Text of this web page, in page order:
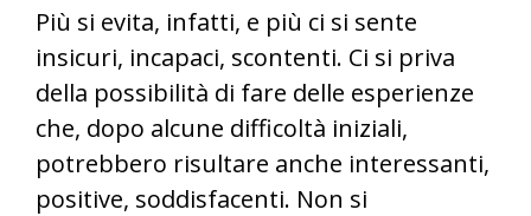
Più si evita, infatti, e più ci si sente
insicuri, incapaci, scontenti. Ci si priva
della possibilità di fare delle esperienze
che, dopo alcune difficoltà iniziali,
potrebbero risultare anche interessanti,
positive, soddisfacenti. Non si